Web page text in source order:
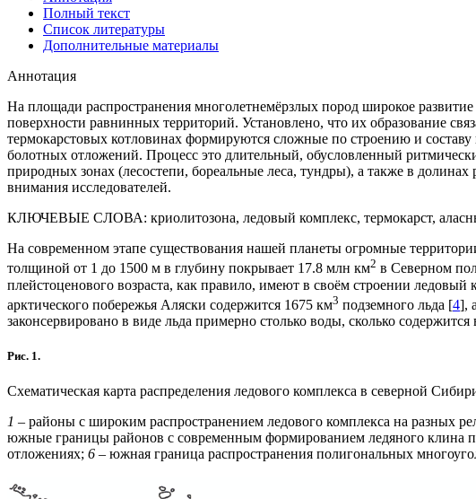
Полный текст
Список литературы
Дополнительные материалы
Аннотация
На площади распространения многолетнемёрзлых пород широкое
поверхности равнинных территорий. Установлено, что их образование
термокарстовых котловинах формируются сложные по строению и
болотных отложений. Процесс это длительный, обусловленный
природных зонах (лесостепи, бореальные леса, тундры), а также в
внимания исследователей.
КЛЮЧЕВЫЕ СЛОВА: криолитозона, ледовый комплекс, термокарст,
На современном этапе существования нашей планеты огромные
толщиной от 1 до 1500 м в глубину покрывает 17.8 млн км2 в Северном
плейстоценового возраста, как правило, имеют в своём строении
арктического побережья Аляски содержится 1675 км3 подземного льда [4],
законсервировано в виде льда примерно столько воды, сколько
Рис. 1.
Схематическая карта распределения ледового комплекса в северной
1 – районы с широким распространением ледового комплекса на разных
южные границы районов с современным формированием ледяного клина
отложениях; 6 – южная граница распространения полигональных